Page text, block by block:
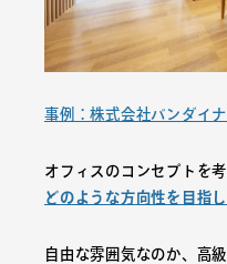
事例：株式会社バンダイ
オフィスのコンセプトを
どのような方向性を目指
自由な雰囲気なのか、高